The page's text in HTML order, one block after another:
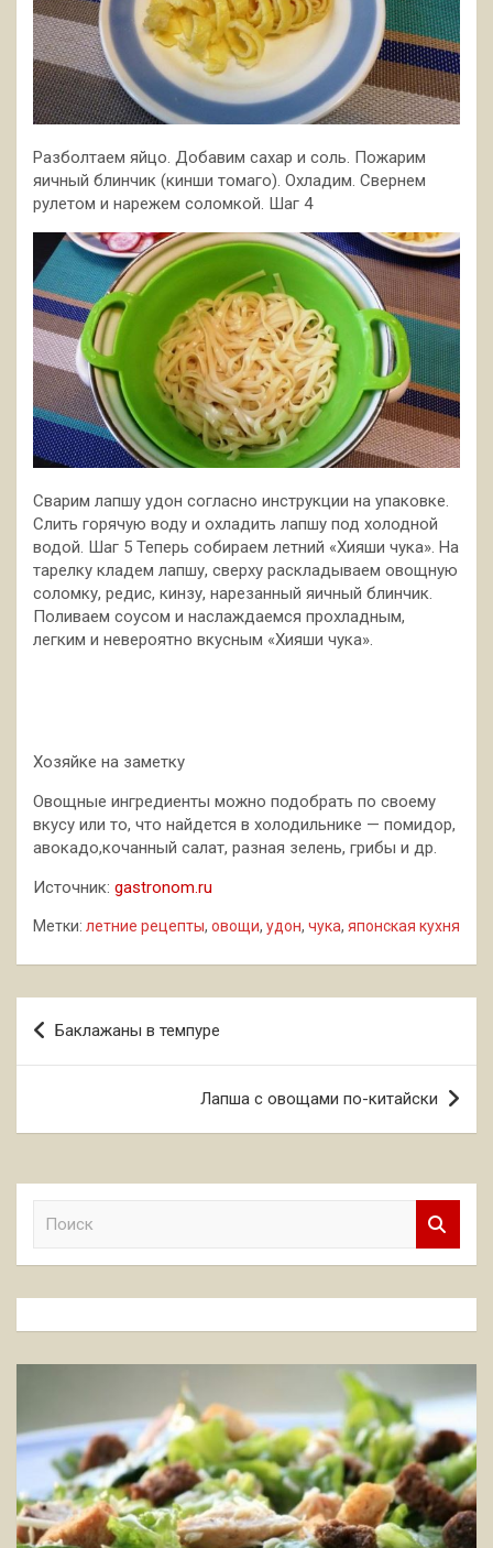
Разболтаем яйцо. Добавим сахар и соль. Пожарим
яичный блинчик (кинши томаго). Охладим. Свернем
рулетом и нарежем соломкой. Шаг 4
Сварим лапшу удон согласно инструкции на упаковке.
Слить горячую воду и охладить лапшу под холодной
водой. Шаг 5 Теперь собираем летний «Хияши чука». На
тарелку кладем лапшу, сверху раскладываем овощную
соломку, редис, кинзу, нарезанный яичный блинчик.
Поливаем соусом и наслаждаемся прохладным,
легким и невероятно вкусным «Хияши чука».
Хозяйке на заметку
Овощные ингредиенты можно подобрать по своему
вкусу или то, что найдется в холодильнике — помидор,
авокадо,кочанный салат, разная зелень, грибы и др.
Источник: gastronom.ru
Метки: летние рецепты, овощи, удон, чука, японская кухня
Навигация
по
Баклажаны в темпуре
Лапша с овощами по-китайски
к